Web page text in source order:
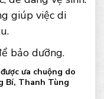
giúp việc di
bảo dưỡng.
ưa chuộng do
Bí, Thanh Tùng